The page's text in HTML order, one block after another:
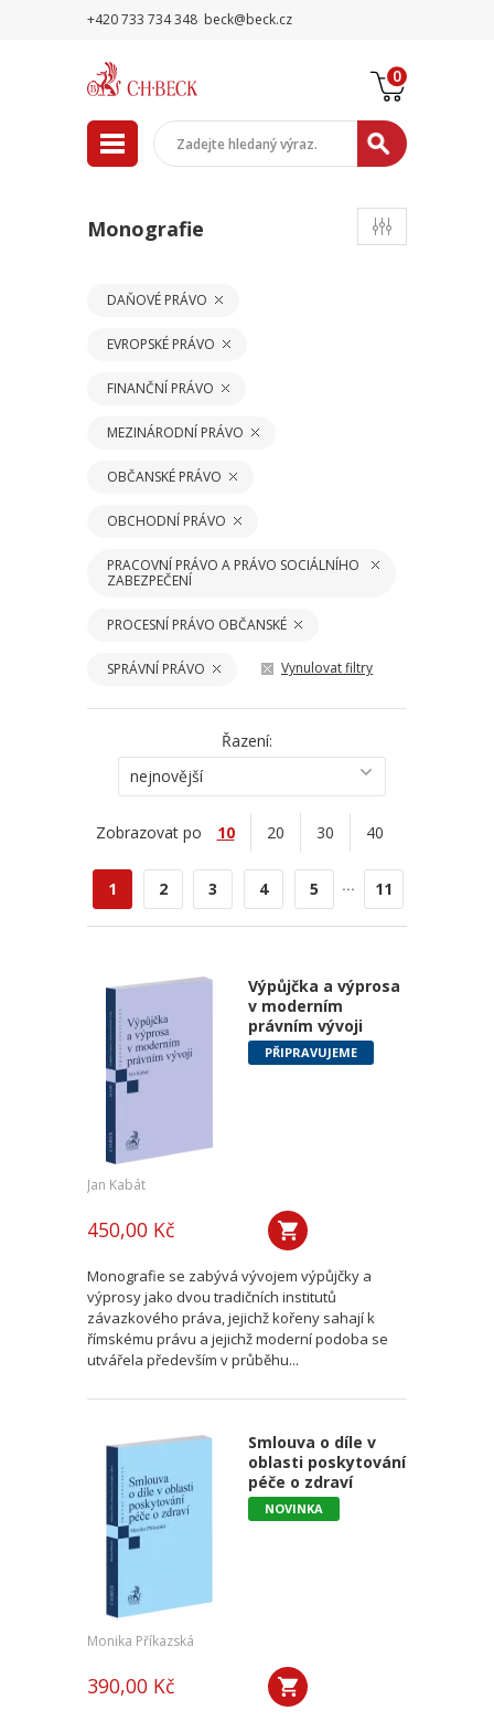
+420 733 734 348 beck@beck.cz
0
Monografie
DAŇOVÉ PRÁVO
EVROPSKÉ PRÁVO
FINANČNÍ PRÁVO
MEZINÁRODNÍ PRÁVO
OBČANSKÉ PRÁVO
OBCHODNÍ PRÁVO
PRACOVNÍ PRÁVO A PRÁVO SOCIÁLNÍHO
ZABEZPEČENÍ
PROCESNÍ PRÁVO OBČANSKÉ
SPRÁVNÍ PRÁVO Vynulovat filtry
Řazení:
nejnovější
Zobrazovat po 10 20 30 40
1 2 3 4 5 ... 11
Výpůjčka a výprosa
v moderním
právním vývoji
PŘIPRAVUJEME
Jan Kabát
450,00 Kč
Monografie se zabývá vývojem výpůjčky a
výprosy jako dvou tradičních institutů
závazkového práva, jejichž kořeny sahají k
římskému právu a jejichž moderní podoba se
utvářela především v průběhu...
Smlouva o díle v
oblasti poskytování
péče o zdraví
NOVINKA
Monika Příkazská
390,00 Kč